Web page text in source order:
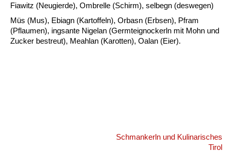
Fiawitz (Neugierde), Ombrelle (Schirm), selbegn (deswegen)
Müs (Mus), Ebiagn (Kartoffeln), Orbasn (Erbsen), Pfram
(Pflaumen), ingsante Nigelan (Germteignockerln mit Mohn und
Zucker bestreut), Meahlan (Karotten), Oalan (Eier).
Schmankerln und Kulinarisches
Tirol